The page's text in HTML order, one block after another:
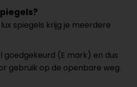
spiegels krijg je meerdere
goedgekeurd (E mark) en dus
gebruik op de openbare weg.